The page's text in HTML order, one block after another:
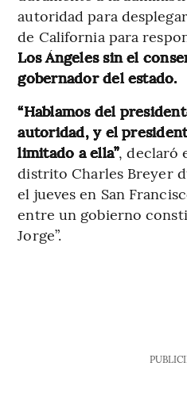
autoridad para
de California para
Los Ángeles sin el
gobernador del estado.
“Hablamos del
autoridad, y el
limitado a ella”, declaró
distrito Charles Breyer
el jueves en San
entre un gobierno
Jorge”.